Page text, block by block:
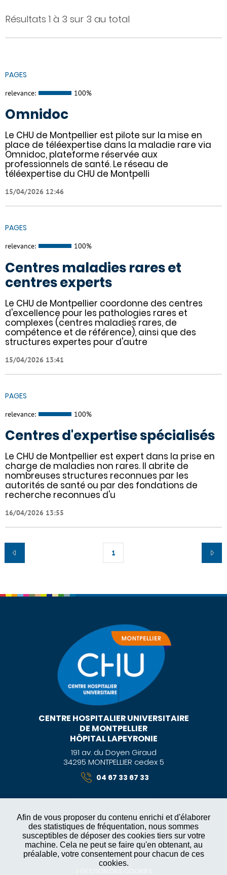
Afin de vous proposer du contenu enrichi et d'élaborer
des statistiques de fréquentation, nous sommes
susceptibles de déposer des cookies tiers sur votre
machine. Cela ne peut se faire qu'en obtenant, au
préalable, votre consentement pour chacun de ces
cookies.
Résultats 1 à 3 sur 3 au total
PAGES
relevance: 100%
Omnidoc
Le CHU de Montpellier est pilote sur la mise en
place de téléexpertise dans la maladie rare via
Omnidoc, plateforme réservée aux
professionnels de santé. Le réseau de
téléexpertise du CHU de Montpelli
15/04/2026 12:46
PAGES
relevance: 100%
Centres maladies rares et
centres experts
Le CHU de Montpellier coordonne des centres
d'excellence pour les pathologies rares et
complexes (centres maladies rares, de
compétence et de référence), ainsi que des
structures expertes pour d'autre
15/04/2026 13:41
PAGES
relevance: 100%
Centres d'expertise spécialisés
Le CHU de Montpellier est expert dans la prise en
charge de maladies non rares. Il abrite de
nombreuses structures reconnues par les
autorités de santé ou par des fondations de
recherche reconnues d'u
16/04/2026 13:55
1
CENTRE HOSPITALIER UNIVERSITAIRE
DE MONTPELLIER
HÔPITAL LAPEYRONIE
191 av. du Doyen Giraud
34295 MONTPELLIER cedex 5
04 67 33 67 33
MENTIONS LÉGALES
PLAN DU SITE
GESTION DES COOKIES